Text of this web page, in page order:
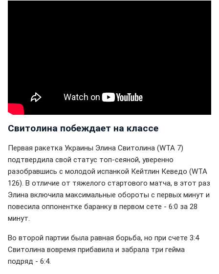
Свитолина побеждает на классе
Первая ракетка Украины Элина Свитолина (WTA 7)
подтвердила свой статус топ-сеяной, уверенно
разобравшись с молодой испанкой Кейтлин Кеведо (WTA
126). В отличие от тяжелого стартового матча, в этот раз
Элина включила максимальные обороты с первых минут и
повесила оппонентке баранку в первом сете - 6:0 за 28
минут.
Во второй партии была равная борьба, но при счете 3:4
Свитолина вовремя прибавила и забрала три гейма
подряд - 6:4.